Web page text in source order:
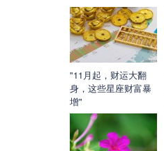
"11月起，财运大翻
身，这些星座财富暴
增"